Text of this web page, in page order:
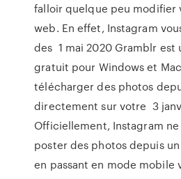
falloir quelque peu modifier
web. En effet, Instagram
des 1 mai 2020 Gramblr est
gratuit pour Windows et
télécharger des photos
directement sur votre 3
Officiellement, Instagram
poster des photos depuis
en passant en mode mobile